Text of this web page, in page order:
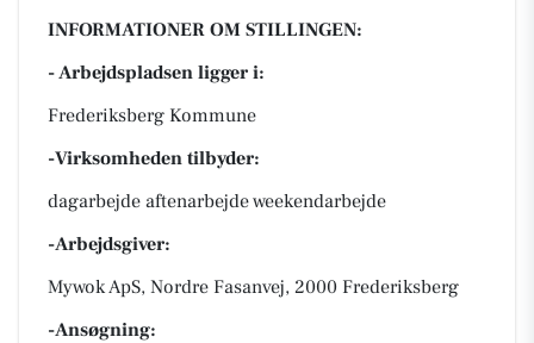
INFORMATIONER OM STILLINGEN:
- Arbejdspladsen ligger i:
Frederiksberg Kommune
-Virksomheden tilbyder:
dagarbejde aftenarbejde weekendarbejde
-Arbejdsgiver:
Mywok ApS, Nordre Fasanvej, 2000 Frederiksberg
-Ansøgning: